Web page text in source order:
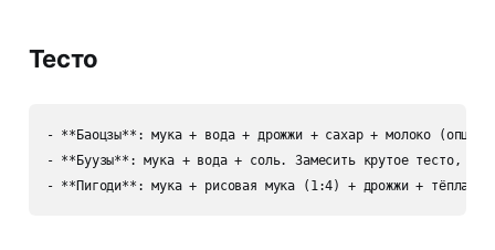
Тесто
- **Баоцзы**: мука + вода + дрожжи + сахар + молоко
- **Буузы**: мука + вода + соль. Замесить крутое тесто,